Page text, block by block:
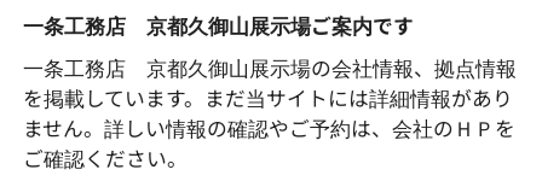
一条工務店 京都久御山展示場ご案内です
一条工務店 京都久御山展示場の会社情報、拠点情報
を掲載しています。まだ当サイトには詳細情報があり
ません。詳しい情報の確認やご予約は、会社のＨＰを
ご確認ください。